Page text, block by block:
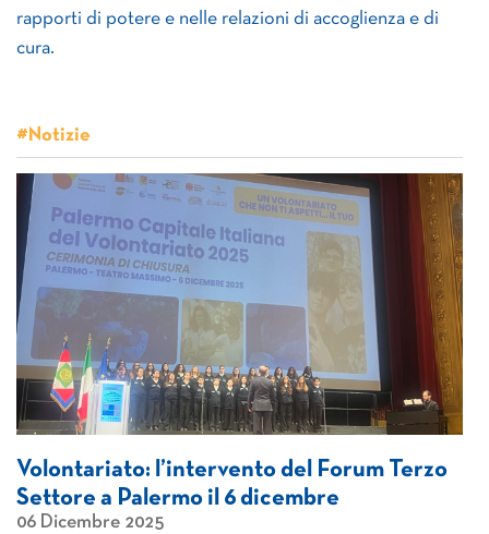
rapporti di potere e nelle relazioni di accoglienza e di
cura.
#Notizie
Volontariato: l’intervento del Forum Terzo
Settore a Palermo il 6 dicembre
06 Dicembre 2025